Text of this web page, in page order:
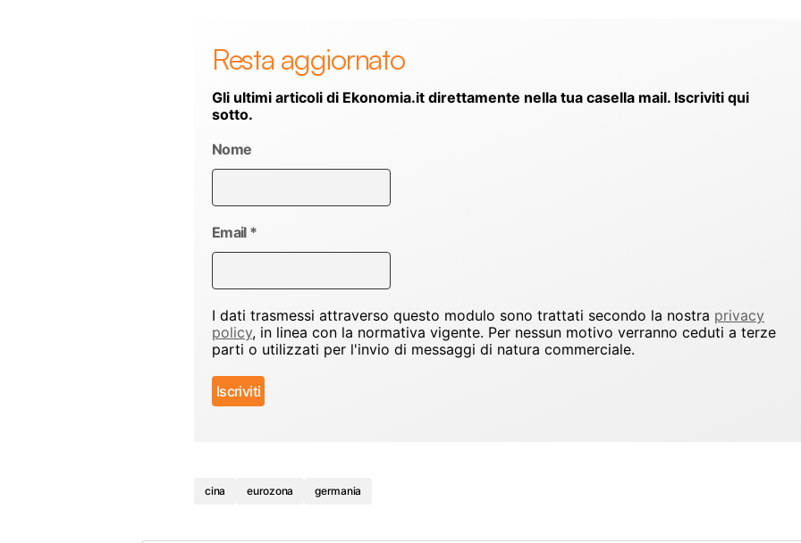
Resta aggiornato
Gli ultimi articoli di Ekonomia.it direttamente nella tua casella mail. Iscriviti qui
sotto.
Nome
Email *
I dati trasmessi attraverso questo modulo sono trattati secondo la nostra privacy
policy, in linea con la normativa vigente. Per nessun motivo verranno ceduti a terze
parti o utilizzati per l'invio di messaggi di natura commerciale.
cina eurozona germania